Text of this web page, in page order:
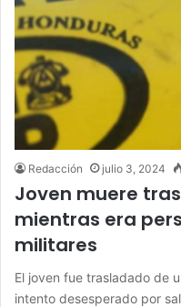
Redacción julio 3, 2024
Joven muere
mientras era
militares
El joven fue trasladado de
intento desesperado por